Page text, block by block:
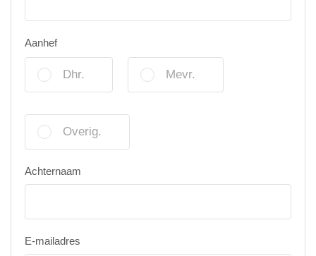
Aanhef
Dhr. Mevr.
Overig.
Achternaam
E-mailadres